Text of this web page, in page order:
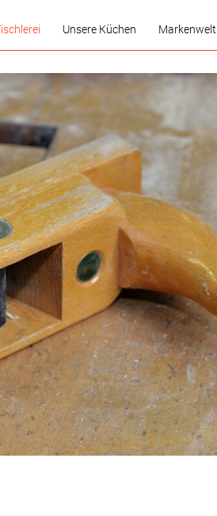
Unsere Küchen
ANGEBOTE
Die Komfort-Küche
Neues aus der Küchenwelt
Markenwelt